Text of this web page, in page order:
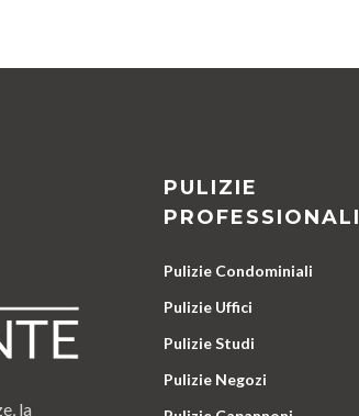
la
PULIZIE
PROFESSIONALI
Pulizie Condominiali
Pulizie Uffici
Pulizie Studi
Pulizie Negozi